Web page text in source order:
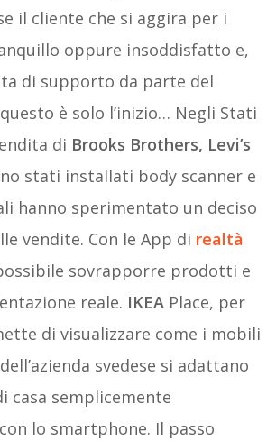
il cliente che si aggira per i
oppure insoddisfatto e,
di supporto da parte del
è solo l’inizio… Negli Stati
di Brooks Brothers, Levi’s
stati installati body scanner e
hanno sperimentato un deciso
vendite. Con le App di realtà
sovrapporre prodotti e
reale. IKEAPlace, per
di visualizzare come i mobili
svedese si adattano
casa semplicemente
lo smartphone. Il passo